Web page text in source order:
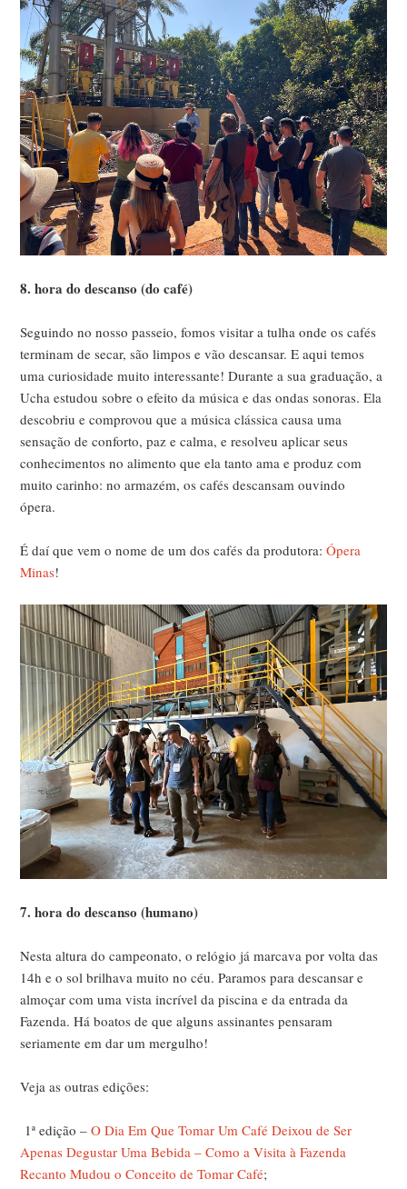
8. hora do descanso (do café)
Seguindo no nosso passeio, fomos visitar a tulha onde os cafés
terminam de secar, são limpos e vão descansar. E aqui temos
uma curiosidade muito interessante! Durante a sua graduação, a
Ucha estudou sobre o efeito da música e das ondas sonoras. Ela
descobriu e comprovou que a música clássica causa uma
sensação de conforto, paz e calma, e resolveu aplicar seus
conhecimentos no alimento que ela tanto ama e produz com
muito carinho: no armazém, os cafés descansam ouvindo
ópera.
É daí que vem o nome de um dos cafés da produtora:Ópera
Minas!
7. hora do descanso (humano)
Nesta altura do campeonato, o relógio já marcava por volta das
14h e o sol brilhava muito no céu. Paramos para descansar e
almoçar com uma vista incrível da piscina e da entrada da
Fazenda. Há boatos de que alguns assinantes pensaram
seriamente em dar um mergulho!
Veja as outras edições:
1ªedição –O Dia Em Que Tomar Um Café Deixou de Ser
Apenas Degustar Uma Bebida – Como a Visita à Fazenda
Recanto Mudou o Conceito de Tomar Café;